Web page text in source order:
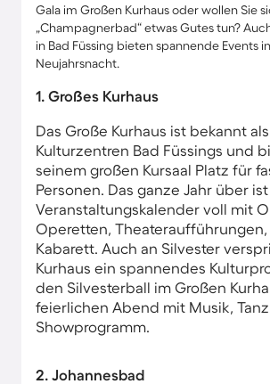
Gala im Großen Kurhaus oder wollen Sie
„Champagnerbad“ etwas Gutes tun?
in Bad Füssing bieten spannende Events
Neujahrsnacht.
1. Großes Kurhaus
Das Große Kurhaus ist bekannt
Kulturzentren Bad Füssings und
seinem großen Kursaal Platz für
Personen. Das ganze Jahr über
Veranstaltungskalender voll mit
Operetten,
Kabarett. Auch an Silvester
Kurhaus ein spannendes
den Silvesterball im Großen
feierlichen Abend mit Musik,
Showprogramm.
2. Johannesbad